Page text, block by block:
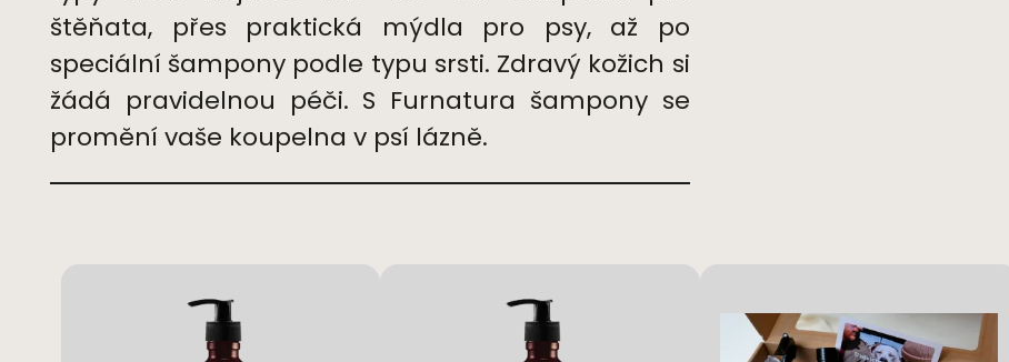
štěňata, přes praktická mýdla pro psy, až po
speciální šampony podle typu srsti. Zdravý kožich si
žádá pravidelnou péči. S Furnatura šampony se
promění vaše koupelna v psí lázně.